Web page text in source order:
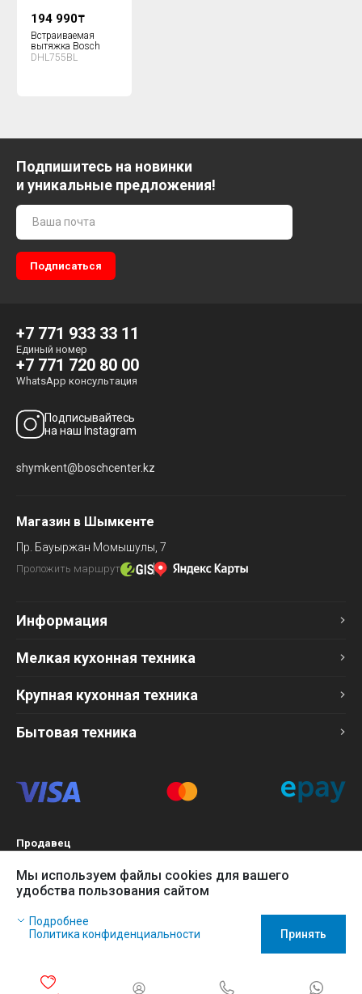
194 990₸
Встраиваемая
вытяжка Bosch
DHL755BL
Подпишитесь на новинки
и уникальные предложения!
+7 771 933 33 11
Единый номер
+7 771 720 80 00
WhatsApp консультация
Подписывайтесь
на наш Instagram
shymkent@boschcenter.kz
Магазин в Шымкенте
Пр. Бауыржан Момышулы, 7
Проложить маршрут
Информация
Мелкая кухонная техника
Крупная кухонная техника
Бытовая техника
Продавец
БИН 120140015907
Более подробно см. раздел Оферта
Мы используем файлы cookies для вашего
удобства пользования сайтом
Наш сайт использует файлы cookies, чтобы Вы могли
заказать товар в интернет-магазине и позволяет нам
Игнорируйте это сообщение, если Вы согласны с политикой
Подробнее
Политика конфиденциальности
Принять